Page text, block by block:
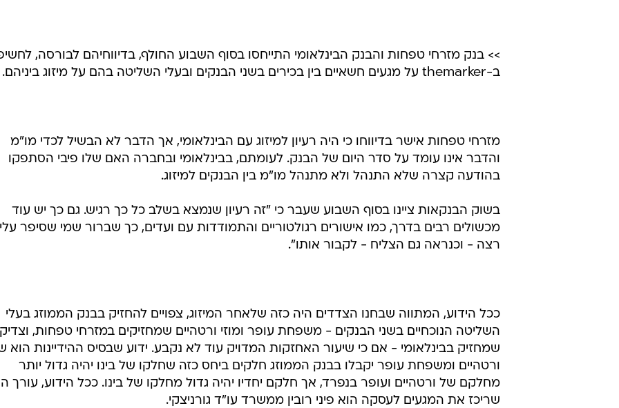
>> בנק מזרחי טפחות והבנק הבינלאומי התייחסו בסוף השבוע החולף, בדיווחיהם לבורסה,
ב-themarker על מגעים חשאיים בין בכירים בשני הבנקים ובעלי השליטה בהם על מיזוג ביניהם.
מזרחי טפחות אישר בדיווחו כי היה רעיון למיזוג עם הבינלאומי, אך הדבר לא הבשיל לכדי מו"מ
והדבר אינו עומד על סדר היום של הבנק. לעומתם, בבינלאומי ובחברה האם שלו פיבי הסתפקו
בהודעה קצרה שלא התנהל ולא מתנהל מו"מ בין הבנקים למיזוג.
בשוק הבנקאות ציינו בסוף השבוע שעבר כי "זה רעיון שנמצא בשלב כל כך רגיש. גם כך יש עוד
מכשולים רבים בדרך, כמו אישורים רגולטוריים והתמודדות עם ועדים, כך שברור שמי שסיפר
רצה - וכנראה גם הצליח - לקבור אותו".
ככל הידוע, המתווה שבחנו הצדדים היה כזה שלאחר המיזוג, צפויים להחזיק בבנק הממוזג בעלי
השליטה הנוכחיים בשני הבנקים - משפחת עופר ומוזי ורטהיים שמחזיקים במזרחי טפחות, וצדיק
שמחזיק בבינלאומי - אם כי שיעור האחזקות המדויק עוד לא נקבע. ידוע שבסיס ההידיינות הוא
ורטהיים ומשפחת עופר יקבלו בבנק הממוזג חלקים ביחס כזה שחלקו של בינו יהיה גדול יותר
מחלקם של ורטהיים ועופר בנפרד, אך חלקם יחדיו יהיה גדול מחלקו של בינו. ככל הידוע, עורך
שריכז את המגעים לעסקה הוא פיני רובין ממשרד עו"ד גורניצקי.